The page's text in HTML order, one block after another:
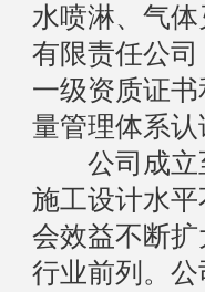
水喷淋、气
有限责任公
一级资质证
量管理体系
公司成立至
施工设计水
会效益不断
行业前列。